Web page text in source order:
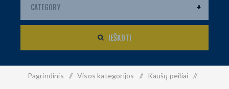
IEŠKOTI
Pagrindinis / Visos kategorijos / Kaušų peiliai /